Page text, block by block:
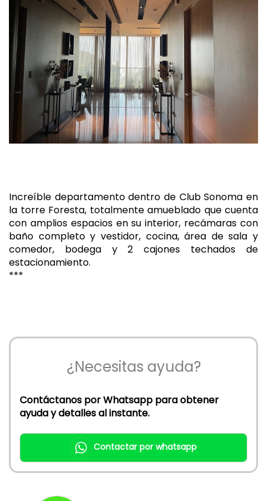
Increíble departamento dentro de Club Sonoma en
la torre Foresta, totalmente amueblado que cuenta
con amplios espacios en su interior, recámaras con
baño completo y vestidor, cocina, área de sala y
comedor, bodega y 2 cajones techados de
estacionamiento.
***
¿Necesitas ayuda?
Contáctanos por Whatsapp para obtener
ayuda y detalles al instante.
Contactar por whatsapp